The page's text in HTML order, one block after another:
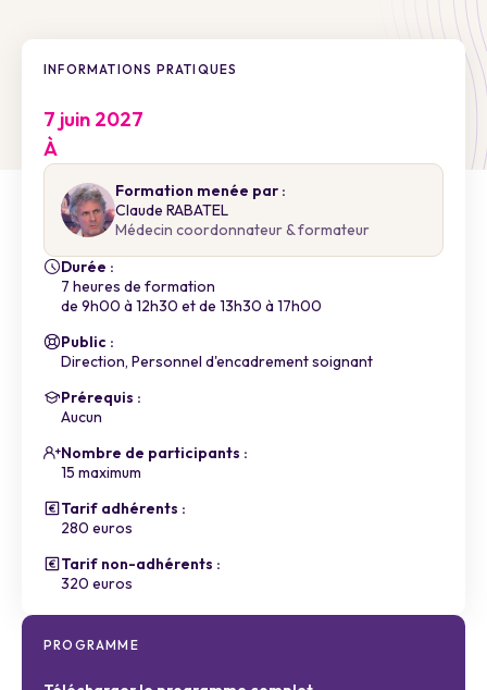
INFORMATIONS PRATIQUES
7 juin 2027
À
Formation menée par :
Claude RABATEL
Médecin coordonnateur & formateur
Durée :
7 heures de formation
de 9h00 à 12h30 et de 13h30 à 17h00
Public :
Direction, Personnel d'encadrement soignant
Prérequis :
Aucun
Nombre de participants :
15 maximum
Tarif adhérents :
280 euros
Tarif non-adhérents :
320 euros
PROGRAMME